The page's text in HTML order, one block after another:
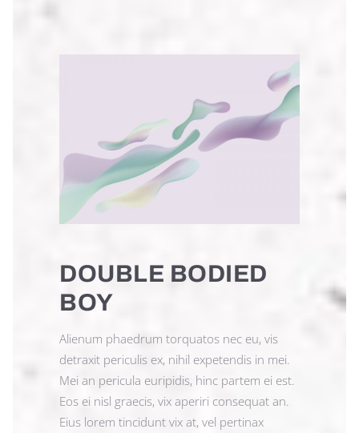
DOUBLE BODIED
BOY
Alienum phaedrum torquatos nec eu, vis
detraxit periculis ex, nihil expetendis in mei.
Mei an pericula euripidis, hinc partem ei est.
Eos ei nisl graecis, vix aperiri consequat an.
Eius lorem tincidunt vix at, vel pertinax